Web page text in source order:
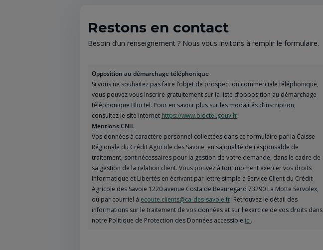
Restons en contact
Besoin d’un renseignement ? Nous vous invitons à remplir le formulaire.
Opposition au démarchage téléphonique
Si vous ne souhaitez pas faire l’objet de prospection commerciale téléphonique,
vous pouvez vous inscrire gratuitement sur la liste d’opposition au démarchage
téléphonique Bloctel. Pour en savoir plus sur les modalités d’inscription,
consultez le site internet https://www.bloctel.gouv.fr.
Mentions CNIL
Vos données à caractère personnel collectées dans ce formulaire par la Caisse
Régionale du Crédit Agricole des Savoie, en sa qualité de responsable de
traitement, sont nécessaires pour la gestion de votre demande, dans le cadre de
sa gestion de la relation client. Vous pouvez à tout moment exercer vos droits
Informatique et Libertés en écrivant par lettre simple à Service Client du Crédit
Agricole des Savoie 1220 avenue Costa de Beauregard 73290 La Motte Servolex,
ou par courriel à ecoute.clients@ca-des-savoie.fr. Retrouvez le détail des
informations sur le traitement de vos données et sur l'exercice de vos droits dans
notre Politique de Protection des Données accessible ici.